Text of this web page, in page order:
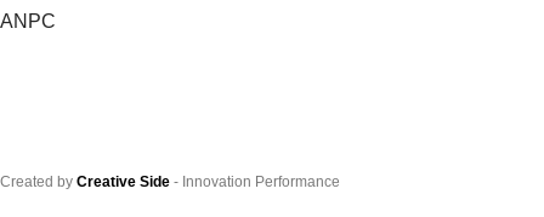
ANPC
Created by Creative Side - Innovation Performance